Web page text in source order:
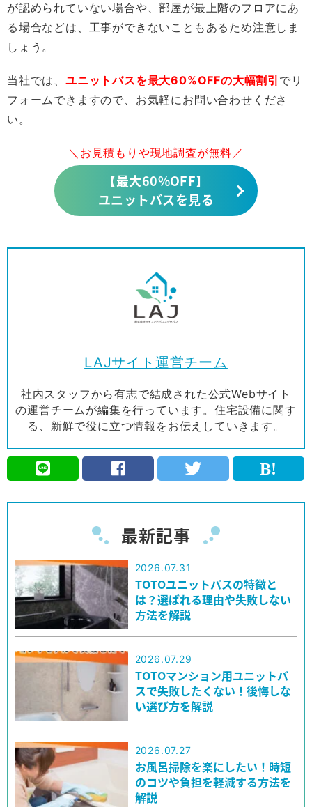
が認められていない場合や、部屋が最上階のフロアにあ
る場合などは、工事ができないこともあるため注意しま
しょう。
当社では、 ユニットバスを最大60%OFFの大幅割引 でリ
フォームできますので、お気軽にお問い合わせくださ
い。
＼お見積もりや現地調査が無料／
【最大60%OFF】
ユニットバスを見る
LAJサイト運営チーム
社内スタッフから有志で結成された公式Webサイト
の運営チームが編集を行っています。住宅設備に関す
る、新鮮で役に立つ情報をお伝えしていきます。
最新記事
2026.07.31
TOTOユニットバスの特徴と
は？選ばれる理由や失敗しない
方法を解説
2026.07.29
TOTOマンション用ユニットバ
スで失敗したくない！後悔しな
い選び方を解説
2026.07.27
お風呂掃除を楽にしたい！時短
のコツや負担を軽減する方法を
解説